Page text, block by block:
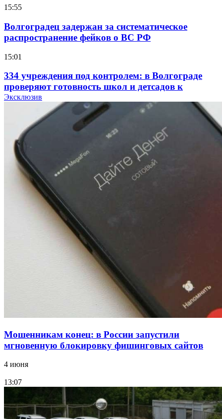
15:55
Волгоградец задержан за систематическое
распространение фейков о ВС РФ
15:01
334 учреждения под контролем: в Волгограде
проверяют готовность школ и детсадов к
учебному году
Покушение на убийство в Волгограде: девушка
напала на незнакомую женщину с ножом
12:39
Сладкий праздник в Волгограде: в Центральном
парке прошёл фестиваль „Арбузный переполох“
Волгоградские компании нарастили экспорт:
заключены контракты на 3,6 млн долларов
Эксклюзив
Мошенникам конец: в России запустили
мгновенную блокировку фишинговых сайтов
4 июня
13:07